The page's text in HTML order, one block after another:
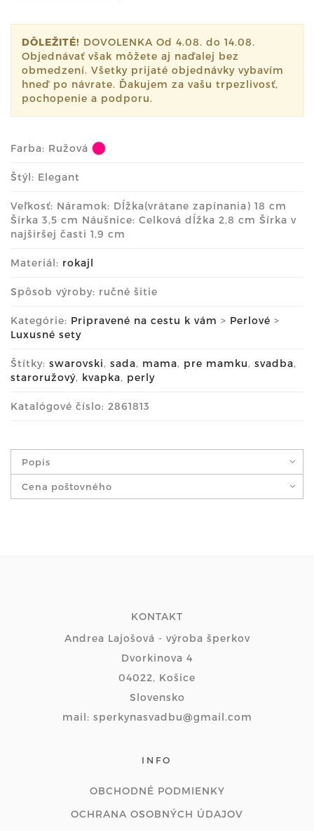
DÔLEŽITÉ! DOVOLENKA Od 4.08. do 14.08.
Objednávať však môžete aj naďalej bez
obmedzení. Všetky prijaté objednávky vybavím
hneď po návrate. Ďakujem za vašu trpezlivosť,
pochopenie a podporu.
Farba: Ružová
Štýl: Elegant
Veľkosť: Náramok: Dĺžka(vrátane zapínania) 18 cm
Šírka 3,5 cm Náušnice: Celková dĺžka 2,8 cm Šírka v
najširšej časti 1,9 cm
Materiál: rokajl
Spôsob výroby: ručné šitie
Kategórie: Pripravené na cestu k vám > Perlové >
Luxusné sety
Štítky: swarovski, sada, mama, pre mamku, svadba,
staroružový, kvapka, perly
Katalógové číslo: 2861813
Popis
Cena poštovného
KONTAKT
Andrea Lajošová - výroba šperkov
Dvorkinova 4
04022, Košice
Slovensko
mail: sperkynasvadbu@gmail.com
INFO
OBCHODNÉ PODMIENKY
OCHRANA OSOBNÝCH ÚDAJOV